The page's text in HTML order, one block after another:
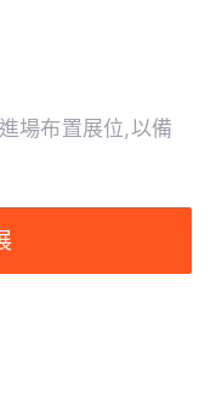
場布置展位,以備